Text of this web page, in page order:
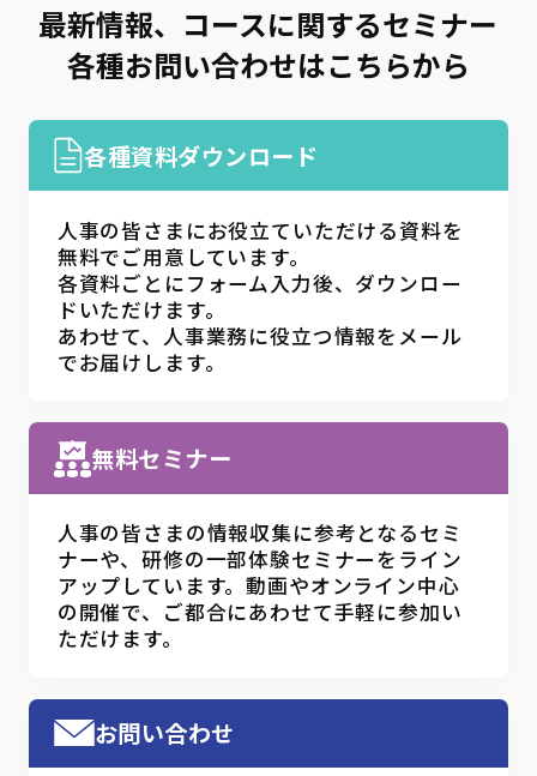
最新情報、コースに関するセミナー
各種お問い合わせはこちらから
各種資料ダウンロード
人事の皆さまにお役立ていただける資料を
無料でご用意しています。
各資料ごとにフォーム入力後、ダウンロー
ドいただけます。
あわせて、人事業務に役立つ情報をメール
でお届けします。
無料セミナー
人事の皆さまの情報収集に参考となるセミ
ナーや、研修の一部体験セミナーをライン
アップしています。動画やオンライン中心
の開催で、ご都合にあわせて手軽に参加い
ただけます。
お問い合わせ